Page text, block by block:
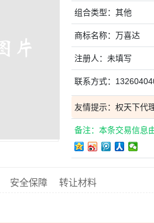
组合类型：其他
商标名称：万喜达
注册人：未填写
联系方式：
友情提示：权天下代
备注：本条交易信息
安全保障 转让材料